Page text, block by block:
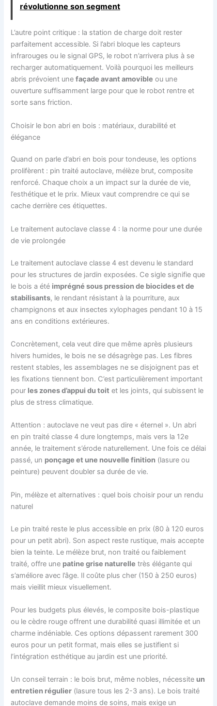
révolutionne son segment
L’autre point critique : la station de charge doit rester
parfaitement accessible. Si l’abri bloque les capteurs
infrarouges ou le signal GPS, le robot n’arrivera plus à se
recharger automatiquement. Voilà pourquoi les meilleurs
abris prévoient unefaçade avant amovible ou une
ouverture suffisamment large pour que le robot rentre et
sorte sans friction.
Choisir le bon abri en bois : matériaux, durabilité et
élégance
Quand on parle d’abri en bois pour tondeuse, les options
prolifèrent : pin traité autoclave, mélèze brut, composite
renforcé. Chaque choix a un impact sur la durée de vie,
l’esthétique et le prix. Mieux vaut comprendre ce qui se
cache derrière ces étiquettes.
Le traitement autoclave classe 4 : la norme pour une durée
de vie prolongée
Le traitement autoclave classe 4 est devenu le standard
pour les structures de jardin exposées. Ce sigle signifie que
le bois a été imprégné sous pression de biocides et de
stabilisants, le rendant résistant à la pourriture, aux
champignons et aux insectes xylophages pendant 10 à 15
ans en conditions extérieures.
Concrètement, cela veut dire que même après plusieurs
hivers humides, le bois ne se désagrège pas. Les fibres
restent stables, les assemblages ne se disjoignent pas et
les fixations tiennent bon. C’est particulièrement important
pour les zones d’appui du toit et les joints, qui subissent le
plus de stress climatique.
Attention : autoclave ne veut pas dire « éternel ». Un abri
en pin traité classe 4 dure longtemps, mais vers la 12e
année, le traitement s’érode naturellement. Une fois ce délai
passé, un ponçage et une nouvelle finition (lasure ou
peinture) peuvent doubler sa durée de vie.
Pin, mélèze et alternatives : quel bois choisir pour un rendu
naturel
Le pin traité reste le plus accessible en prix (80 à 120 euros
pour un petit abri). Son aspect reste rustique, mais accepte
bien la teinte. Le mélèze brut, non traité ou faiblement
traité, offre une patine grise naturelle très élégante qui
s’améliore avec l’âge. Il coûte plus cher (150 à 250 euros)
mais vieillit mieux visuellement.
Pour les budgets plus élevés, le composite bois-plastique
ou le cèdre rouge offrent une durabilité quasi illimitée et un
charme indéniable. Ces options dépassent rarement 300
euros pour un petit format, mais elles se justifient si
l’intégration esthétique au jardin est une priorité.
Un conseil terrain : le bois brut, même nobles, nécessite un
entretien régulier (lasure tous les 2-3 ans). Le bois traité
autoclave demande moins de soins, mais exige un